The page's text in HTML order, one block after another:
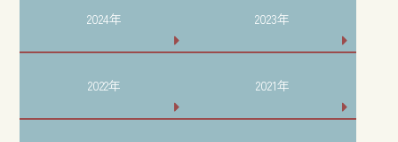
2024年 2023年
2022年 2021年